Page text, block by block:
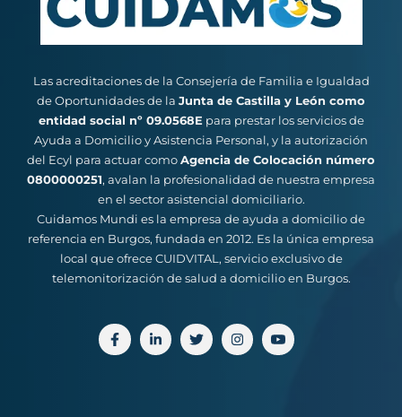
Las acreditaciones de la Consejería de Familia e Igualdad
de Oportunidades de la Junta de Castilla y León como
entidad social nº 09.0568E para prestar los servicios de
Ayuda a Domicilio y Asistencia Personal, y la autorización
del Ecyl para actuar comoAgencia de Colocación número
0800000251, avalan la profesionalidad de nuestra empresa
en el sector asistencial domiciliario.
Cuidamos Mundi es la empresa de ayuda a domicilio de
referencia en Burgos, fundada en 2012. Es la única empresa
local que ofrece CUIDVITAL, servicio exclusivo de
telemonitorización de salud a domicilio en Burgos.